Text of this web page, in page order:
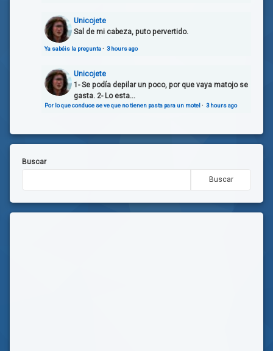
Unicojete
Sal de mi cabeza, puto pervertido.
Ya sabéis la pregunta· 3 hours ago
Unicojete
1- Se podía depilar un poco, por que vaya matojo se
gasta. 2- Lo esta...
Por lo que conduce se ve que no tienen pasta para un motel· 3 hours ago
Buscar
Buscar